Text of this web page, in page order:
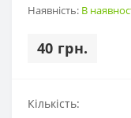
Наявність: В
40 грн.
Кількість: